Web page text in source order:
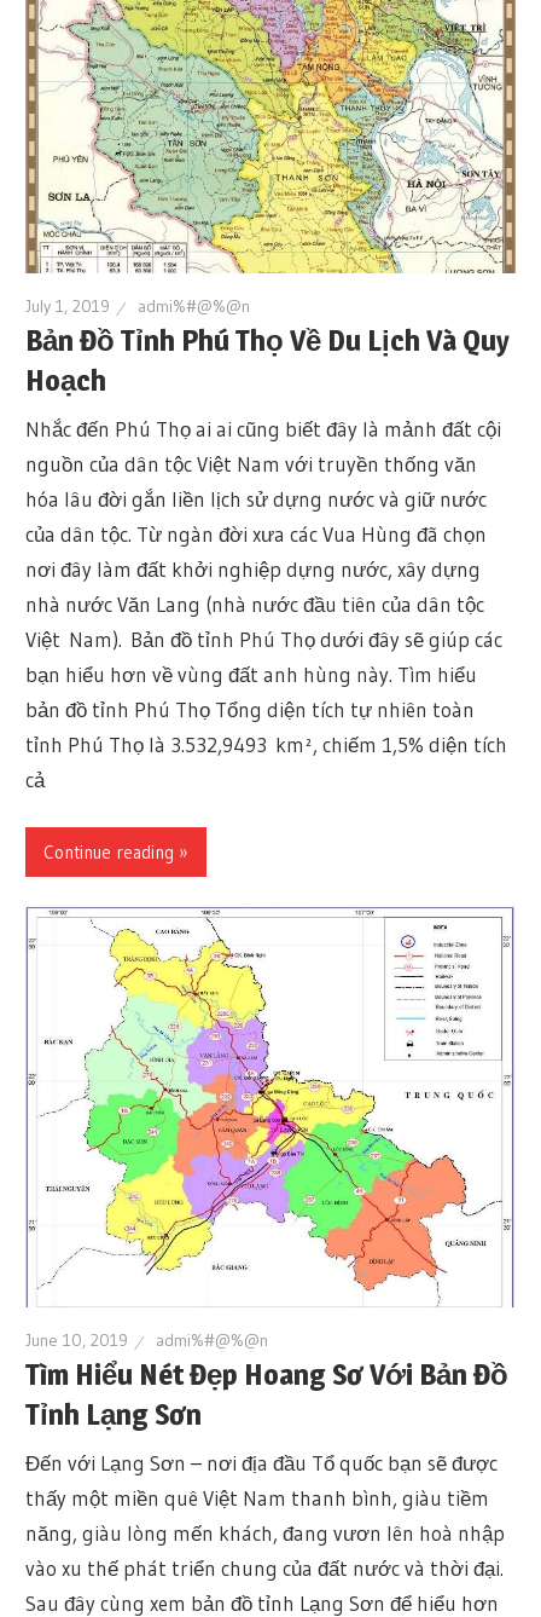
July 1, 2019 admi%#@%@n
Bản Đồ Tỉnh Phú Thọ Về Du Lịch Và Quy
Hoạch
Nhắc đến Phú Thọ ai ai cũng biết đây là mảnh đất cội
nguồn của dân tộc Việt Nam với truyền thống văn
hóa lâu đời gắn liền lịch sử dựng nước và giữ nước
của dân tộc. Từ ngàn đời xưa các Vua Hùng đã chọn
nơi đây làm đất khởi nghiệp dựng nước, xây dựng
nhà nước Văn Lang (nhà nước đầu tiên của dân tộc
Việt Nam). Bản đồ tỉnh Phú Thọ dưới đây sẽ giúp các
bạn hiểu hơn về vùng đất anh hùng này. Tìm hiểu
bản đồ tỉnh Phú Thọ Tổng diện tích tự nhiên toàn
tỉnh Phú Thọ là 3.532,9493 km², chiếm 1,5% diện tích
cả
Continue reading »
June 10, 2019 admi%#@%@n
Tìm Hiểu Nét Đẹp Hoang Sơ Với Bản Đồ
Tỉnh Lạng Sơn
Đến với Lạng Sơn – nơi địa đầu Tổ quốc bạn sẽ được
thấy một miền quê Việt Nam thanh bình, giàu tiềm
năng, giàu lòng mến khách, đang vươn lên hoà nhập
vào xu thế phát triển chung của đất nước và thời đại.
Sau đây cùng xem bản đồ tỉnh Lạng Sơn để hiểu hơn